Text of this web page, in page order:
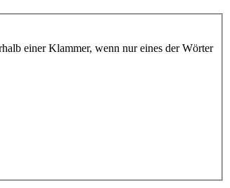
einer Klammer, wenn nur eines der Wörter